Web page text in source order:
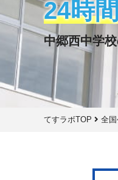
24時
中郷西中学
てすラボTOP 全